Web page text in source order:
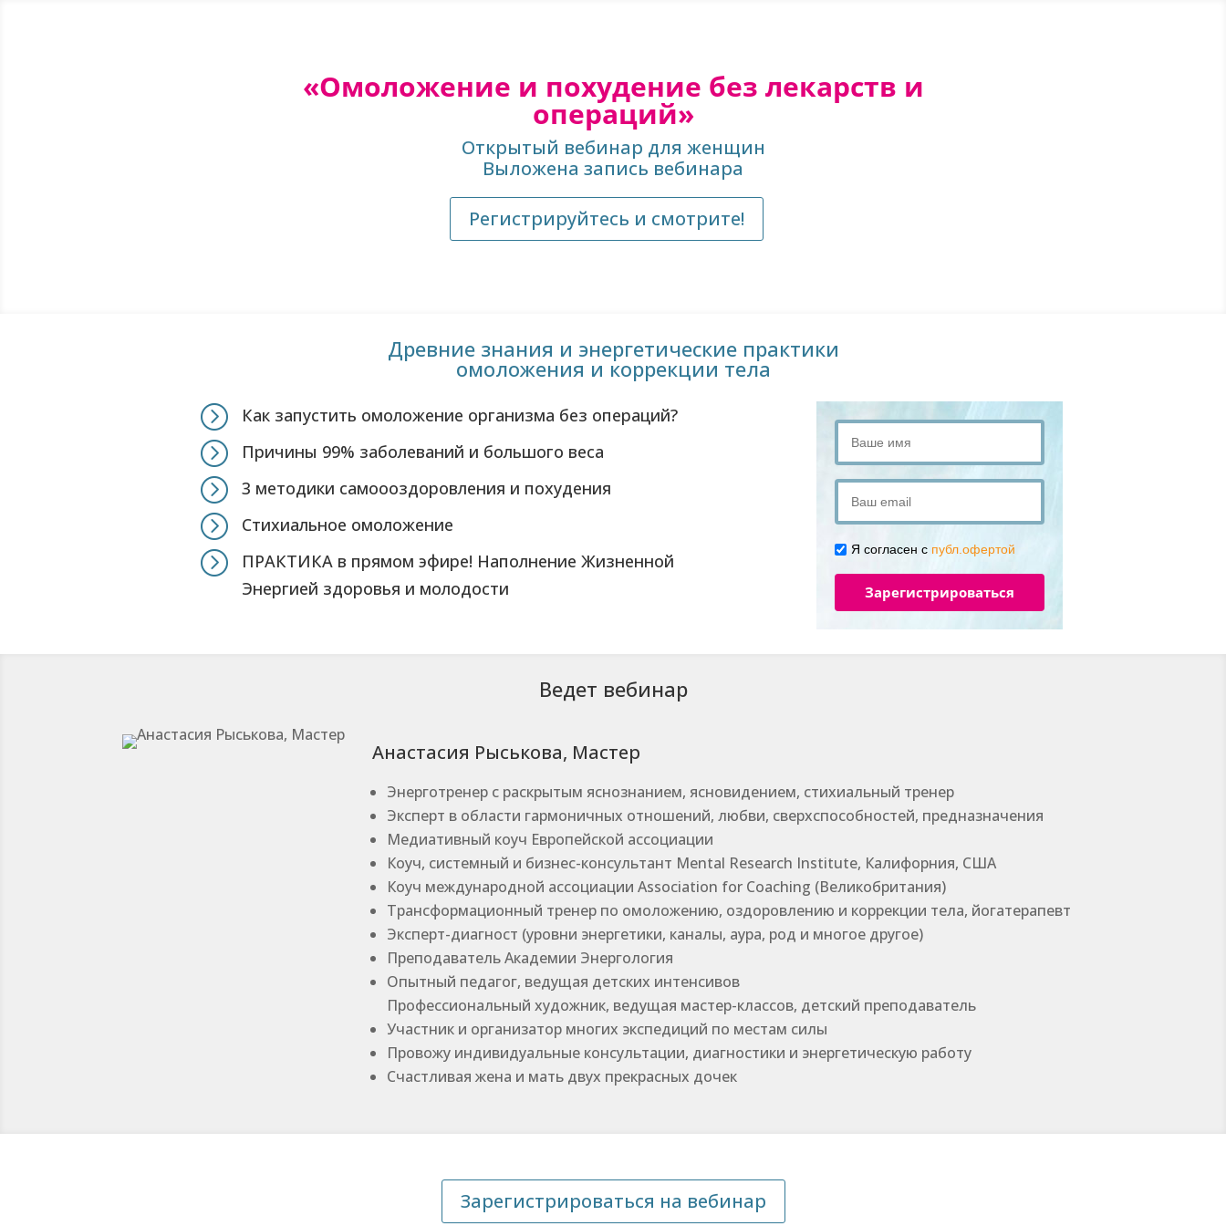
«Омоложение и похудение без лекарств и
операций»
Открытый вебинар для женщин
Выложена запись вебинара
Регистрируйтесь и смотрите!
Древние знания и энергетические практики
омоложения и коррекции тела
= Как запустить омоложение организма без операций?
= Причины 99% заболеваний и большого веса
= 3 методики самоооздоровления и похудения
= Стихиальное омоложение
=
ПРАКТИКА в прямом эфире! Наполнение Жизненной
Энергией здоровья и молодости
Я согласен с публ.офертой
Зарегистрироваться
Ведет вебинар
Анастасия Рыськова, Мастер
Энерготренер с раскрытым яснознанием, ясновидением, стихиальный тренер
Эксперт в области гармоничных отношений, любви, сверхспособностей, предназначения
Медиативный коуч Европейской ассоциации
Коуч, системный и бизнес-консультант Mental Research Institute, Калифорния, США
Коуч международной ассоциации Association for Coaching (Великобритания)
Трансформационный тренер по омоложению, оздоровлению и коррекции тела, йогатерапевт
Эксперт-диагност (уровни энергетики, каналы, аура, род и многое другое)
Преподаватель Академии Энергология
Опытный педагог, ведущая детских интенсивов
Профессиональный художник, ведущая мастер-классов, детский преподаватель
Участник и организатор многих экспедиций по местам силы
Провожу индивидуальные консультации, диагностики и энергетическую работу
Счастливая жена и мать двух прекрасных дочек
Зарегистрироваться на вебинар